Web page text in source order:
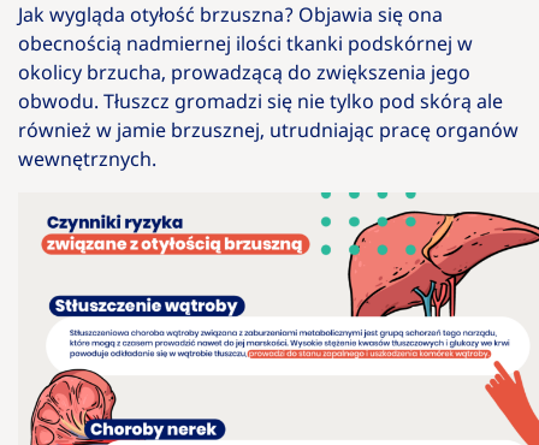
Jak wygląda otyłość brzuszna? Objawia się ona
obecnością nadmiernej ilości tkanki podskórnej w
okolicy brzucha, prowadzącą do zwiększenia jego
obwodu. Tłuszcz gromadzi się nie tylko pod skórą ale
również w jamie brzusznej, utrudniając pracę organów
wewnętrznych.